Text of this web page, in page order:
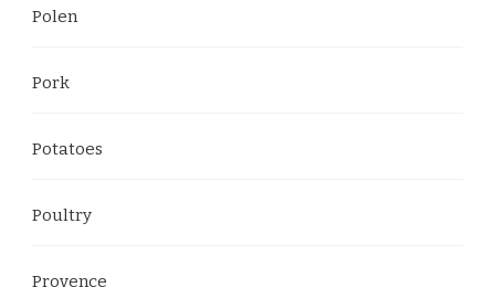
Polen
Pork
Potatoes
Poultry
Provence